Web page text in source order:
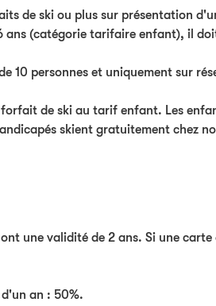
de ski ou plus sur présentation
ans (catégorie tarifaire enfant), il
10 personnes et uniquement sur
de ski au tarif enfant. Les
skient gratuitement chez
une validité de 2 ans. Si une
d'un an : 50%.